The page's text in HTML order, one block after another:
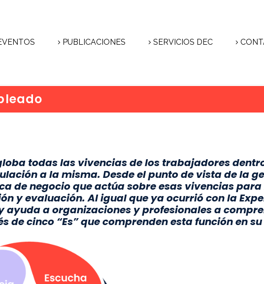
PUBLICACIONES SERVICIOS DEC
todas las vivencias de los trabajadores
a la misma. Desde el punto de vista de la
de negocio que actúa sobre esas vivencias
y evaluación. Al igual que ya ocurrió con la
ayuda a organizaciones y profesionales a
de cinco “Es” que comprenden esta función en